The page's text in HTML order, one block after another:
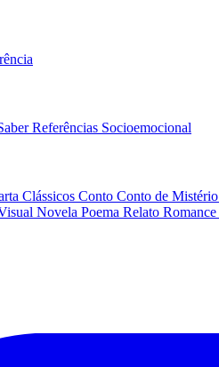
Referências Socioemocional
Clássicos Conto Conto de Mistério
Novela Poema Relato Romance